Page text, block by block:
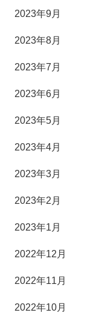
2023年9月
2023年8月
2023年7月
2023年6月
2023年5月
2023年4月
2023年3月
2023年2月
2023年1月
2022年12月
2022年11月
2022年10月